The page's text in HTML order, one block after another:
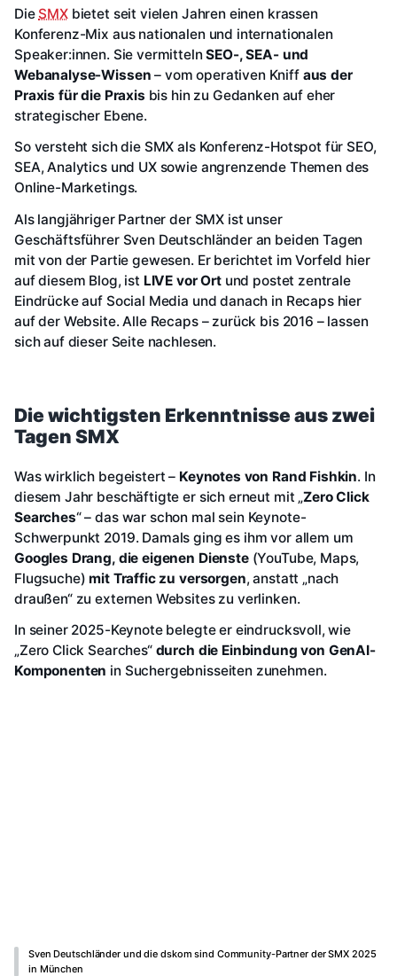
Die SMXbietet seit vielen Jahren einen krassen
Konferenz-Mix aus nationalen und internationalen
Speaker:innen. Sie vermittelnSEO-, SEA- und
Webanalyse-Wissen – vom operativen Kniff aus der
Praxis für die Praxis bis hin zu Gedanken auf eher
strategischer Ebene.
So versteht sich die SMX als Konferenz-Hotspot für SEO,
SEA, Analytics und UX sowie angrenzende Themen des
Online-Marketings.
Als langjähriger Partner der SMX ist unser
Geschäftsführer Sven Deutschländer an beiden Tagen
mit von der Partie gewesen. Er berichtet im Vorfeld hier
auf diesem Blog, ist LIVE vor Ortund postet zentrale
Eindrücke auf Social Media und danach in Recaps hier
auf der Website. Alle Recaps – zurück bis 2016 – lassen
sich auf dieser Seite nachlesen.
Die wichtigsten Erkenntnisse aus zwei
Tagen SMX
Was wirklich begeistert – Keynotes von Rand Fishkin. In
diesem Jahr beschäftigte er sich erneut mit „Zero Click
Searches“ – das war schon mal sein Keynote-
Schwerpunkt 2019. Damals ging es ihm vor allem um
Googles Drang, die eigenen Dienste(YouTube, Maps,
Flugsuche) mit Traffic zu versorgen, anstatt „nach
draußen“ zu externen Websites zu verlinken.
In seiner 2025-Keynote belegte er eindrucksvoll, wie
„Zero Click Searches“ durch die Einbindung von GenAI-
Komponenten in Suchergebnisseiten zunehmen.
Sven Deutschländer und die dskom sind Community-Partner der SMX 2025
in München